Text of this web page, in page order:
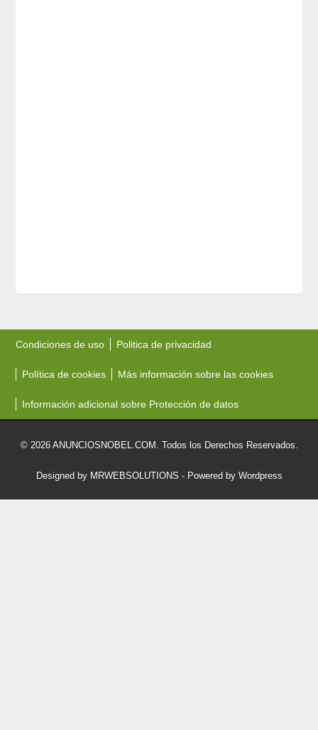
Condiciones de uso Politica de privacidad
Política de cookies Más información sobre las cookies
Información adicional sobre Protección de datos
© 2026 ANUNCIOSNOBEL.COM. Todos los Derechos Reservados.
Designed by MRWEBSOLUTIONS - Powered by Wordpress